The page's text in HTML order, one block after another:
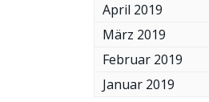
April 2019
März 2019
Februar 2019
Januar 2019